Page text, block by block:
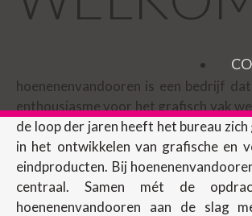
hoenenenvandooren is een bedrijf
enthousiasme voor het grafisch vak
de loop der jaren heeft het bureau zich
in het ontwikkelen van grafische en
eindproducten. Bij
centraal. Samen mét de
hoenenenvandooren aan de slag